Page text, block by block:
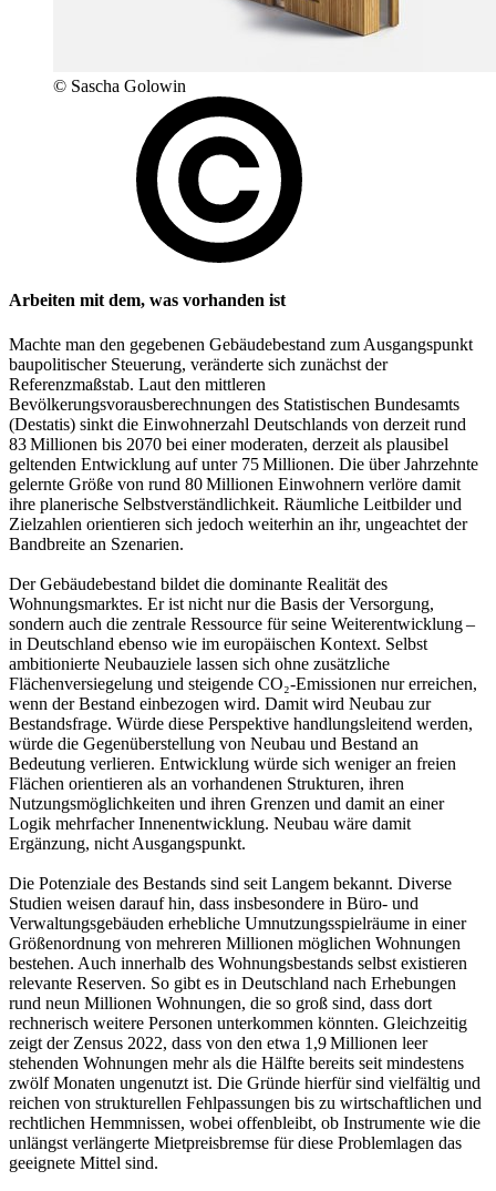
© Sascha Golowin
Arbeiten mit dem, was vorhanden ist
Machte man den gegebenen Gebäudebestand zum Ausgangspunkt
baupolitischer Steuerung, veränderte sich zunächst der
Referenzmaßstab. Laut den mittleren
Bevölkerungsvorausberechnungen des Statistischen Bundesamts
(Destatis) sinkt die Einwohnerzahl Deutschlands von derzeit rund
83 Millionen bis 2070 bei einer moderaten, derzeit als plausibel
geltenden Entwicklung auf unter 75 Millionen. Die über Jahrzehnte
gelernte Größe von rund 80 Millionen Einwohnern verlöre damit
ihre planerische Selbstverständlichkeit. Räumliche Leitbilder und
Zielzahlen orientieren sich jedoch weiterhin an ihr, ungeachtet der
Bandbreite an Szenarien.
Der Gebäudebestand bildet die dominante Realität des
Wohnungsmarktes. Er ist nicht nur die Basis der Versorgung,
sondern auch die zentrale Ressource für seine Weiterentwicklung –
in Deutschland ebenso wie im europäischen Kontext. Selbst
ambitionierte Neubauziele lassen sich ohne zusätzliche
Flächenversiegelung und steigende CO₂-Emissionen nur erreichen,
wenn der Bestand einbezogen wird. Damit wird Neubau zur
Bestandsfrage. Würde diese Perspektive handlungsleitend werden,
würde die Gegenüberstellung von Neubau und Bestand an
Bedeutung verlieren. Entwicklung würde sich weniger an freien
Flächen orientieren als an vorhandenen Strukturen, ihren
Nutzungsmöglichkeiten und ihren Grenzen und damit an einer
Logik mehrfacher Innenentwicklung. Neubau wäre damit
Ergänzung, nicht Ausgangspunkt.
Die Potenziale des Bestands sind seit Langem bekannt. Diverse
Studien weisen darauf hin, dass insbesondere in Büro- und
Verwaltungsgebäuden erhebliche Umnutzungsspielräume in einer
Größenordnung von mehreren Millionen möglichen Wohnungen
bestehen. Auch innerhalb des Wohnungsbestands selbst existieren
relevante Reserven. So gibt es in Deutschland nach Erhebungen
rund neun Millionen Wohnungen, die so groß sind, dass dort
rechnerisch weitere Personen unterkommen könnten. Gleichzeitig
zeigt der Zensus 2022, dass von den etwa 1,9 Millionen leer
stehenden Wohnungen mehr als die Hälfte bereits seit mindestens
zwölf Monaten ungenutzt ist. Die Gründe hierfür sind vielfältig und
reichen von strukturellen Fehlpassungen bis zu wirtschaftlichen und
rechtlichen Hemmnissen, wobei offenbleibt, ob Instrumente wie die
unlängst verlängerte Mietpreisbremse für diese Problemlagen das
geeignete Mittel sind.